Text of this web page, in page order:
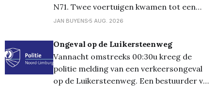
N71. Twee voertuigen kwamen tot een
aanrijding waarbij een voertuig in de
voor de nodige zorg naar het ziekenhuis
gebracht en de wagen werd getakeld. *
Gisteren omstreeks 21:30u was er een
melding
JAN BUYENS 5 AUG. 2026
Ongeval op de Luikersteenweg
Vannacht omstreeks 00:30u kreeg de
politie melding van een verkeersongeval
op de Luikersteenweg. Een bestuurder van